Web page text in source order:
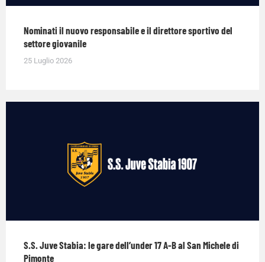
Nominati il nuovo responsabile e il direttore sportivo del
settore giovanile
25 Luglio 2026
S.S. Juve Stabia: le gare dell’under 17 A-B al San Michele di
Pimonte